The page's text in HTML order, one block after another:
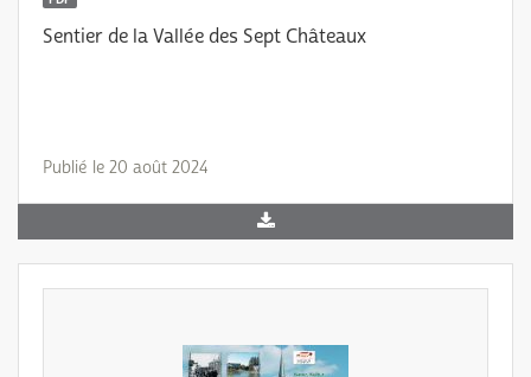
Sentier de la Vallée des Sept Châteaux
Publié le 20 août 2024